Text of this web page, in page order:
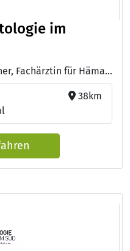
im
Ärzte: Dr. med Barbara Günther, Fachärztin für Hämatologie und Onkologie - Dr. med. Dunja Kampelmann, Fachärztin für Hämatologie, Onkologie und Palliativmedizin
38km